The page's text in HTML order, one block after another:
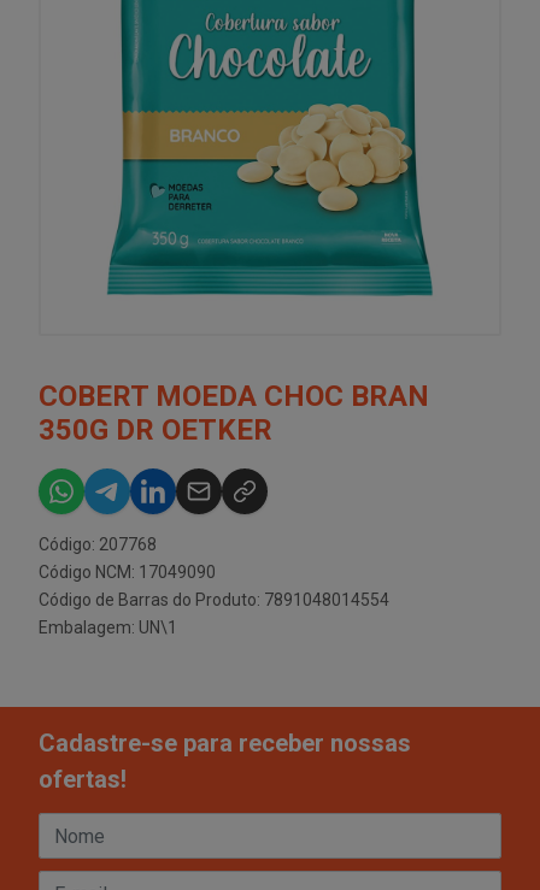
COBERT MOEDA CHOC BRAN
350G DR OETKER
Código: 207768
Código NCM: 17049090
Código de Barras do Produto: 7891048014554
Embalagem: UN\1
Cadastre-se para receber nossas
ofertas!